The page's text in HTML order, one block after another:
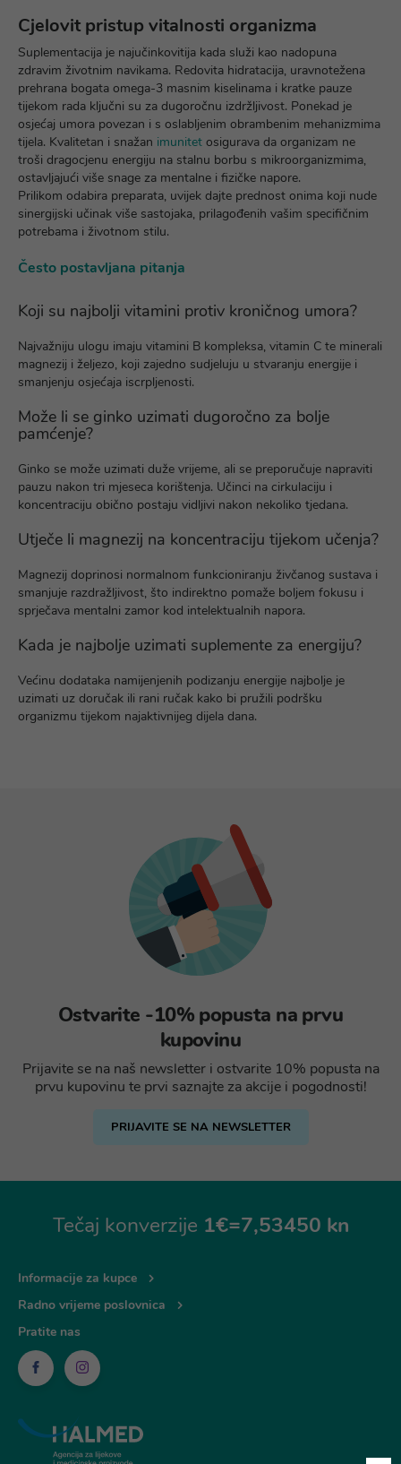
Cjelovit pristup vitalnosti organizma
Suplementacija je najučinkovitija kada služi kao nadopuna
zdravim životnim navikama. Redovita hidratacija, uravnotežena
prehrana bogata omega-3 masnim kiselinama i kratke pauze
tijekom rada ključni su za dugoročnu izdržljivost. Ponekad je
osjećaj umora povezan i s oslabljenim obrambenim mehanizmima
tijela. Kvalitetan i snažan imunitet osigurava da organizam ne
troši dragocjenu energiju na stalnu borbu s mikroorganizmima,
ostavljajući više snage za mentalne i fizičke napore.
Prilikom odabira preparata, uvijek dajte prednost onima koji nude
sinergijski učinak više sastojaka, prilagođenih vašim specifičnim
potrebama i životnom stilu.
Često postavljana pitanja
Koji su najbolji vitamini protiv kroničnog umora?
Najvažniju ulogu imaju vitamini B kompleksa, vitamin C te minerali
magnezij i željezo, koji zajedno sudjeluju u stvaranju energije i
smanjenju osjećaja iscrpljenosti.
Može li se ginko uzimati dugoročno za bolje
pamćenje?
Ginko se može uzimati duže vrijeme, ali se preporučuje napraviti
pauzu nakon tri mjeseca korištenja. Učinci na cirkulaciju i
koncentraciju obično postaju vidljivi nakon nekoliko tjedana.
Utječe li magnezij na koncentraciju tijekom učenja?
Magnezij doprinosi normalnom funkcioniranju živčanog sustava i
smanjuje razdražljivost, što indirektno pomaže boljem fokusu i
sprječava mentalni zamor kod intelektualnih napora.
Kada je najbolje uzimati suplemente za energiju?
Većinu dodataka namijenjenih podizanju energije najbolje je
uzimati uz doručak ili rani ručak kako bi pružili podršku
organizmu tijekom najaktivnijeg dijela dana.
Ostvarite -10% popusta na prvu
kupovinu
Prijavite se na naš newsletter i ostvarite 10% popusta na
prvu kupovinu te prvi saznajte za akcije i pogodnosti!
PRIJAVITE SE NA NEWSLETTER
Tečaj konverzije 1€=7,53450 kn
Informacije za kupce
Radno vrijeme poslovnica
Pratite nas